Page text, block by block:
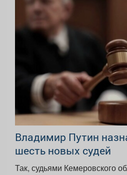
Владимир Путин
шесть новых судей
Так, судьями Кемеровского